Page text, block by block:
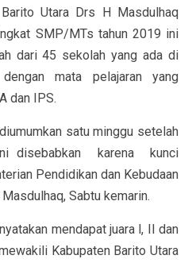
Utara Drs H Masdulhaq
SMP/MTs tahun 2019 ini
dari 45 sekolah yang ada di
mata pelajaran yang
dan IPS.
satu minggu setelah
disebabkan karena kunci
Pendidikan dan Kebudaan
Sabtu kemarin.
mendapat juara l, II dan
Kabupaten Barito Utara